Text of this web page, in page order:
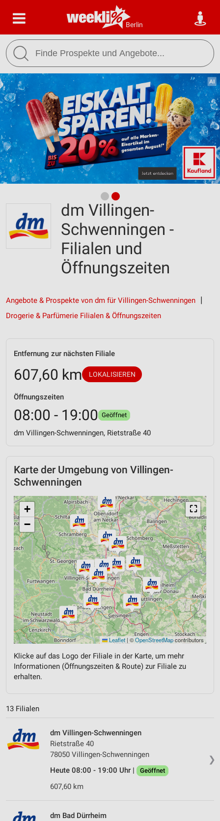
Berlin
dm Villingen-
Schwenningen -
Filialen und
Öffnungszeiten
Angebote & Prospekte von dm für Villingen-Schwenningen
Drogerie & Parfümerie Filialen & Öffnungszeiten
Entfernung zur nächsten Filiale
607,60 km LOKALISIEREN
Öffnungszeiten
08:00 - 19:00 Geöffnet
dm Villingen-Schwenningen, Rietstraße 40
Karte der Umgebung von Villingen-
Schwenningen
⛶
+
−
Leaflet | ©OpenStreetMapcontributors
Klicke auf das Logo der Filiale in der Karte, um mehr
Informationen (Öffnungszeiten & Route) zur Filiale zu
erhalten.
13 Filialen
❯
dm Villingen-Schwenningen
Rietstraße 40
78050 Villingen-Schwenningen
Heute 08:00 - 19:00 Uhr |
Geöffnet
607,60 km
dm Bad Dürrheim